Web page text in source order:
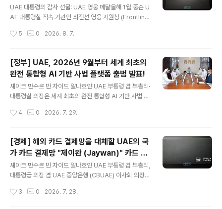
UAE 대통령의 감사 선물: UAE 영웅 메달올해 1월 중순 U
AE 대통령실 직속 기관인 최전선 영웅 지원청 (Frontline
를 하나 받게 되었습니다. 최전선 영웅 지원청은 코로나19
설립된 직속 기관으로 최전선 (frontline)에서 근무하는 이
들의 헌신을 인정하고 지원하는 것을 목표로 하는 기관입
니다. 네... 잊고 있었던 코로나19 때의 개고생이 불현듯 떠
오릅니다. 의료진은 아니었기에 그당시 최전선 영웅 지원
는 없었지만, 외주직원 300여명의 감염, 백신 접종 이력
5 0 2026. 8. 7.
[정부] UAE, 2026년 9월부터 세계 최초의
완전 통합형 AI 기반 사법 플랫폼 출범 발표!
셰이크 만수르 빈 자이드 알나흐얀 UAE 부통령 겸 부총리·
대통령실 의장은 세계 최초의 완전 통합형 AI 기반 사법 플
른 직책인 아부다비 사법부(Abu Dhabi Judicial Depar
기업 분쟁 조정 위원회 설립 (결의안 제3호/ Resolution
No. 3 of 2026) 및 인신매매 범죄 전문 법원 신설 (결의
안 제40호/ Resolution No. 40 of 2026) 및 등 아부다
비의 사법 체계와 법률을 현대화하는 주요 법적 결의안을
잇따라 발표한데 이어 세계 최초의 완전 통합형 AI 사법 플
부, 모바일 기반의 M-정..
4 0 2026. 7. 29.
[경제] 해외 카드 결제망을 대체할 UAE의 국
가 카드 결제망 "제이완 (Jaywan)" 카드 본
격 발급 개시!
셰이크 만수르 빈 자이드 알나흐얀 UAE 부통령 겸 부총리,
대통령궁 의장 겸 UAE 중앙은행 (CBUAE) 이사회 의장은
을 공식 출범시키고, UAE 내 은행과 금융기관, 공인 환전
3 0 2026. 7. 28.